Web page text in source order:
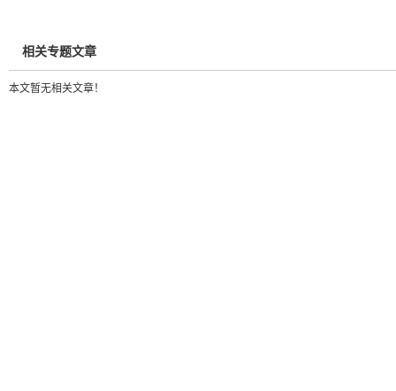
相关专题文章
本文暂无相关文章！